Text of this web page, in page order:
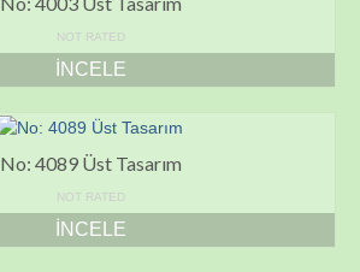
NOT RATED
İNCELE
No: 4089 Üst Tasarım
NOT RATED
İNCELE